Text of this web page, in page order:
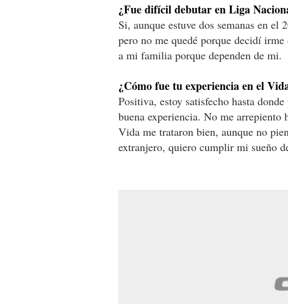
¿Fue difícil debutar en Liga
Si, aunque estuve dos semanas en el
pero no me quedé porque decidí
a mi familia porque dependen de mi.
¿Cómo fue tu experiencia en el
Positiva, estoy satisfecho hasta
buena experiencia. No me
Vida me trataron bien, aunque no
extranjero, quiero cumplir mi sueño